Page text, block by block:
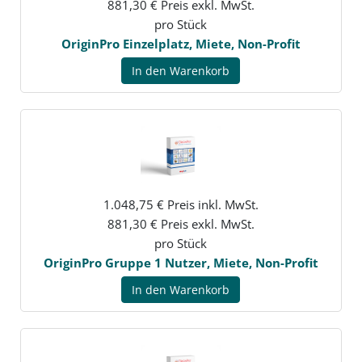
881,30 € Preis exkl. MwSt.
pro Stück
OriginPro Einzelplatz, Miete, Non-Profit
In den Warenkorb
1.048,75 € Preis inkl. MwSt.
881,30 € Preis exkl. MwSt.
pro Stück
OriginPro Gruppe 1 Nutzer, Miete, Non-Profit
In den Warenkorb